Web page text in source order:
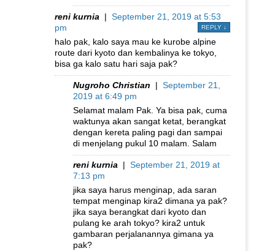
reni kurnia | September 21, 2019 at 5:53
pm
REPLY ↓
halo pak, kalo saya mau ke kurobe alpine
route dari kyoto dan kembalinya ke tokyo,
bisa ga kalo satu hari saja pak?
Nugroho Christian | September 21,
2019 at 6:49 pm
Selamat malam Pak. Ya bisa pak, cuma
waktunya akan sangat ketat, berangkat
dengan kereta paling pagi dan sampai
di menjelang pukul 10 malam. Salam
reni kurnia | September 21, 2019 at
7:13 pm
jika saya harus menginap, ada saran
tempat menginap kira2 dimana ya pak?
jika saya berangkat dari kyoto dan
pulang ke arah tokyo? kira2 untuk
gambaran perjalanannya gimana ya
pak?